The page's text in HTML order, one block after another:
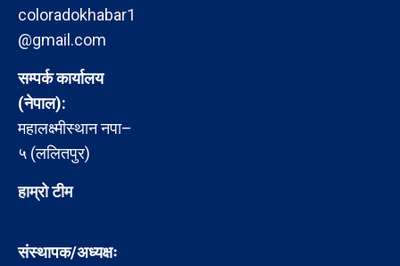
coloradokhabar1
@gmail.com
सम्पर्क कार्यालय
(नेपाल):
महालक्ष्मीस्थान नपा–
५ (ललितपुर)
हाम्रो टीम
संस्थापक/अध्यक्षः